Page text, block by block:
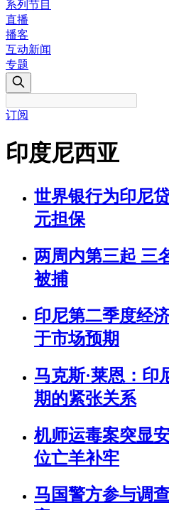
系列节目
直播
播客
互动新闻
专题
订阅
印度尼西亚
世界银行为印尼
元担保
两周内第三起 三
被捕
印尼第二季度经
于市场预期
马克斯·莱恩：印
期的紧张关系
机师运毒案突显
位亡羊补牢
马国警方参与调